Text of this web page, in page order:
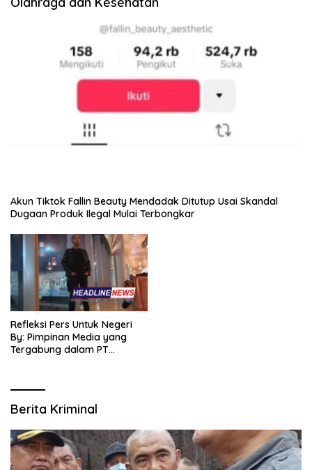
Akun Tiktok Fallin Beauty Mendadak Ditutup Usai Skandal
Dugaan Produk Ilegal Mulai Terbongkar
Refleksi Pers Untuk Negeri
By: Pimpinan Media yang
Tergabung dalam PT
Berita Kriminal